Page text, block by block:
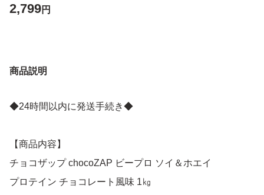
2,799円
商品説明
◆24時間以内に発送手続き◆
【商品内容】
チョコザップ chocoZAP ビープロ ソイ＆ホエイ
プロテイン チョコレート風味 1㎏